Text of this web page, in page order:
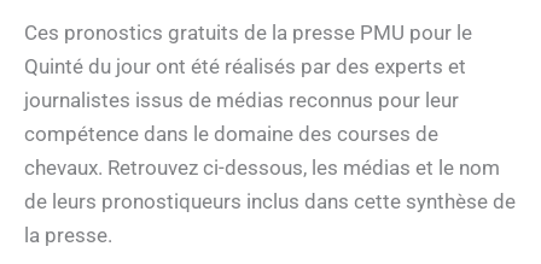
Ces pronostics gratuits de la presse PMU pour le
Quinté du jour ont été réalisés par des experts et
journalistes issus de médias reconnus pour leur
compétence dans le domaine des courses de
chevaux. Retrouvez ci-dessous, les médias et le nom
de leurs pronostiqueurs inclus dans cette synthèse de
la presse.